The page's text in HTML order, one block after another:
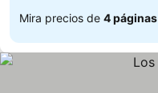
Mira precios de 4 páginas